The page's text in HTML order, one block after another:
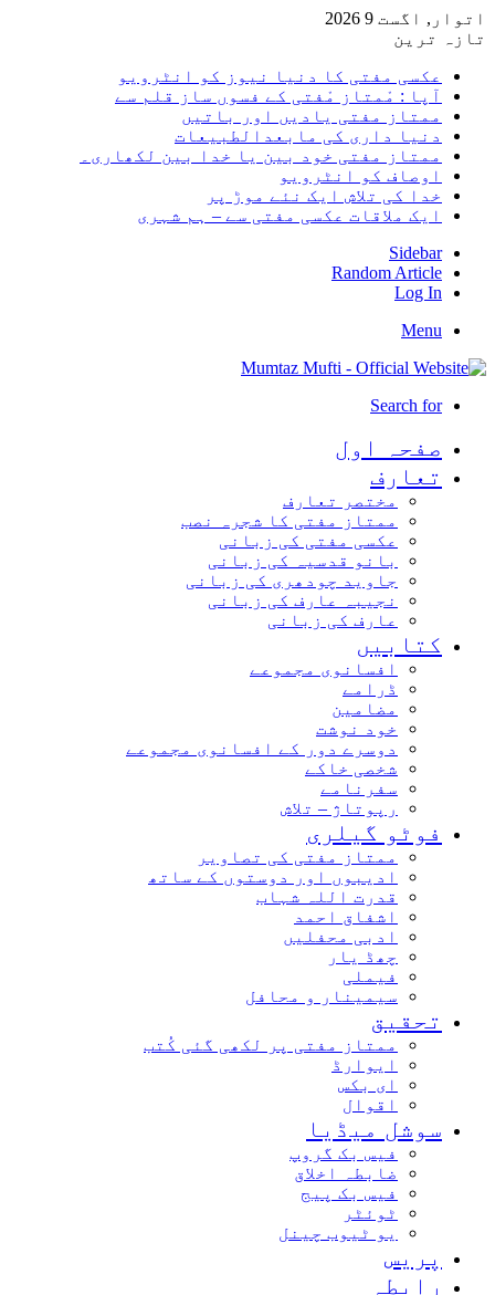
اتوار, اگست 9 2026
تازہ ترین
عکسی مفتی کا دنیا نیوز کو انٹرویو
آپا : مْمتاز مْفتی کے فسوں ساز قلم سے
ممتاز مفتی یادیں اور باتیں
دنیا داری کی مابعدالطبیعات
ممتاز مفتی خود بین یا خدا بین لکھاری۔
اوصاف کو انٹرویو
خدا کی تلاش ایک نئے موڑ پر
ایک ملاقات عکسی مفتی سے – ہم شہری
Sidebar
Random Article
Log In
Menu
Search for
صفحہ اول
تعارف
مختصر تعارف
ممتاز مفتی کا شجرہ نصب
عکسی مفتی کی زبانی
بانو قدسیہ کی زبانی
جاوید چودھری کی زبانی
نجیبہ عارف کی زبانی
عارف کی زبانی
کتابیں
افسانوی مجموعے
ڈرامے
مضامین
خود نوشت
دوسرے دور کے افسانوی مجموعے
شخصی خاکے
سفرنامے
رپوتاژ – تلاش
فوٹو گیلری
ممتاز مفتی کی تصاویر
ادیبوں اور دوستوں کے ساتھ
قدرت اللہ شہاب
اشفاق احمد
ادبی محفلیں
چھڈ یار
فیملی
سیمینار و محافل
تحقیق
ممتاز مفتی پر لکھی گئی کُتب
ایوارڈ
ای بکس
اقوال
سوشل میڈیا
فیس بک گروپ
ضابطہ اخلاق
فیس بک پیج
ٹوئٹر
یو ٹیوب چینل
پریس
رابطہ